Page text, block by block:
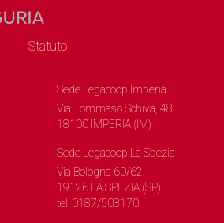
Statuto
Sede Legacoop Imperia
Via Tommaso Schiva, 48
18100 IMPERIA (IM)
Sede Legacoop La Spezia
Via Bologna 60/62
19126 LA SPEZIA (SP)
tel: 0187/503170